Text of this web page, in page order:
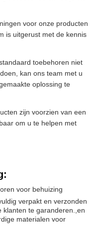
voor onze producten
is uitgerust met de kennis
toebehoren niet
kan ons team met u
oplossing te
zijn voorzien van een
om u te helpen met
voor behuizing
verpakt en verzonden
klanten te garanderen.,en
materialen voor